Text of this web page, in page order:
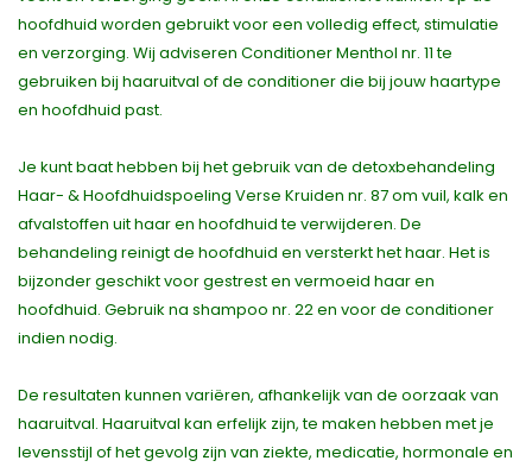
hoofdhuid worden gebruikt voor een volledig effect, stimulatie
en verzorging. Wij adviseren Conditioner Menthol nr. 11 te
gebruiken bij haaruitval of de conditioner die bij jouw haartype
en hoofdhuid past.
Je kunt baat hebben bij het gebruik van de detoxbehandeling
Haar- & Hoofdhuidspoeling Verse Kruiden nr. 87 om vuil, kalk en
afvalstoffen uit haar en hoofdhuid te verwijderen. De
behandeling reinigt de hoofdhuid en versterkt het haar. Het is
bijzonder geschikt voor gestrest en vermoeid haar en
hoofdhuid. Gebruik na shampoo nr. 22 en voor de conditioner
indien nodig.
De resultaten kunnen variëren, afhankelijk van de oorzaak van
haaruitval. Haaruitval kan erfelijk zijn, te maken hebben met je
levensstijl of het gevolg zijn van ziekte, medicatie, hormonale en